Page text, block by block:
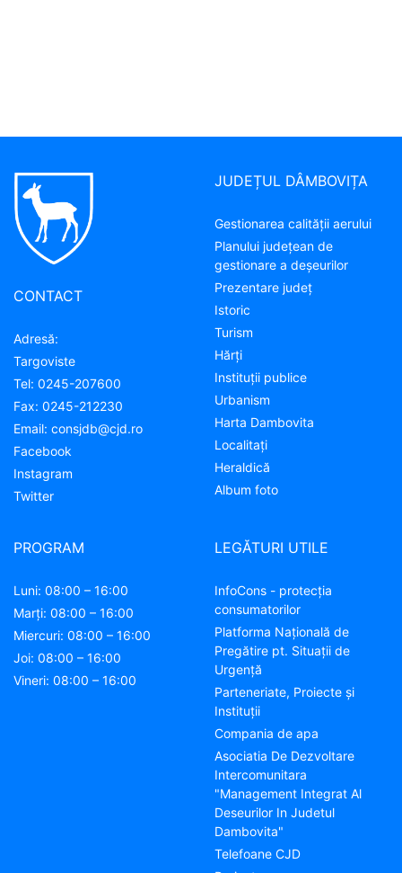
CONTACT
Adresă:
Targoviste
Tel: 0245-207600
Fax: 0245-212230
Email: consjdb@cjd.ro
Facebook
Instagram
Twitter
JUDEȚUL DÂMBOVIȚA
Gestionarea calității aerului
Planului județean de
gestionare a deșeurilor
Prezentare judeţ
Istoric
Turism
Hărţi
Instituţii publice
Urbanism
Harta Dambovita
Localitaţi
Heraldică
Album foto
LEGĂTURI UTILE
InfoCons - protecția
consumatorilor
Platforma Națională de
Pregătire pt. Situații de
Urgență
Parteneriate, Proiecte și
Instituții
Compania de apa
Asociatia De Dezvoltare
Intercomunitara
"Management Integrat Al
Deseurilor In Judetul
Dambovita"
Telefoane CJD
PROGRAM
Luni: 08:00 – 16:00
Marți: 08:00 – 16:00
Miercuri: 08:00 – 16:00
Joi: 08:00 – 16:00
Vineri: 08:00 – 16:00